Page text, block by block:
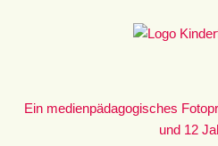
Ein medienpädagogisches
und 12